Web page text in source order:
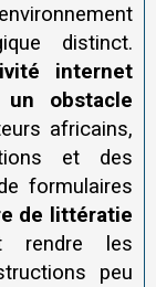
distinct.
internet
obstacle
africains,
et des
formulaires
de littératie
rendre les
peu